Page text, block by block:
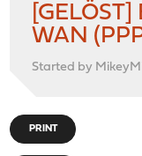
WAN
Started by
PRINT